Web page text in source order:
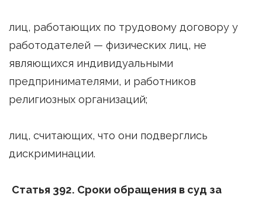
лиц, работающих по трудовому договору у
работодателей — физических лиц, не
являющихся индивидуальными
предпринимателями, и работников
религиозных организаций;
лиц, считающих, что они подверглись
дискриминации.
Статья 392. Сроки обращения в суд за